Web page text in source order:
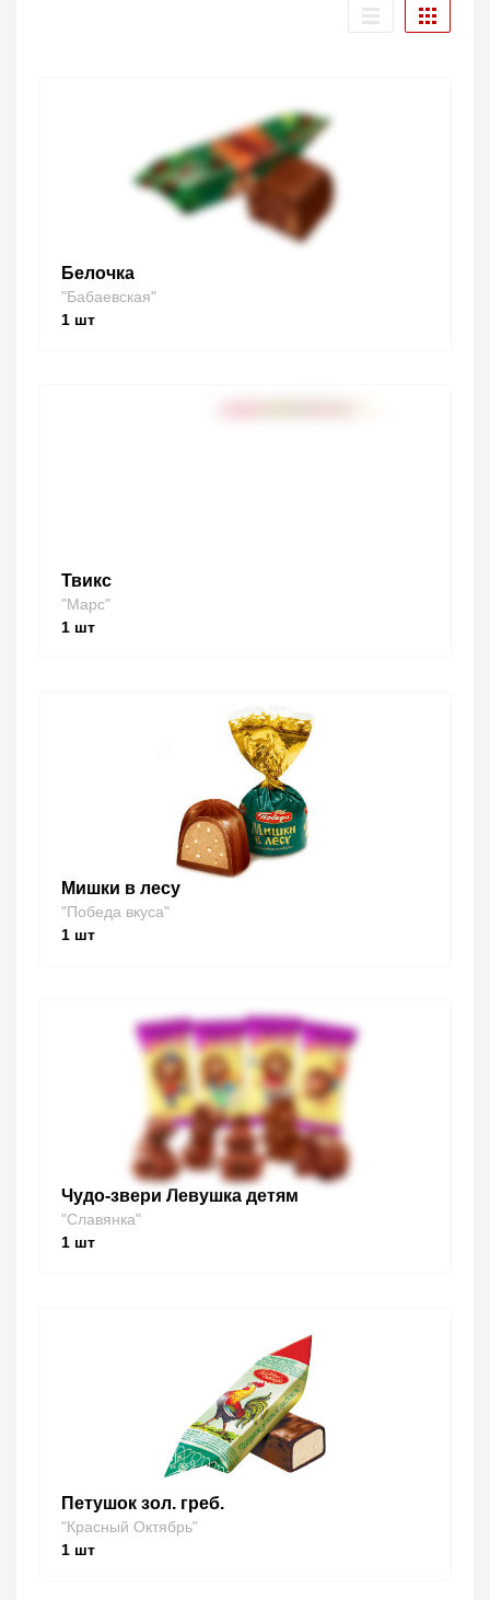
Белочка
"Бабаевская"
1 шт
Твикс
"Марс"
1 шт
Мишки в лесу
"Победа вкуса"
1 шт
Чудо-звери Левушка детям
"Славянка"
1 шт
Петушок зол. греб.
"Красный Октябрь"
1 шт